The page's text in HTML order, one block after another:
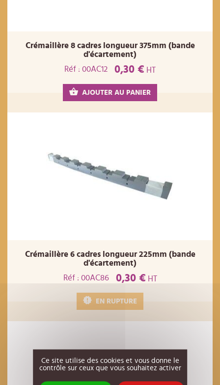
Crémaillère 8 cadres longueur 375mm (bande
d'écartement)
Réf : 00AC12
0,30 € HT
AJOUTER AU PANIER
Crémaillère 6 cadres longueur 225mm (bande
d'écartement)
Réf : 00AC86
0,30 € HT
EN RUPTURE
Ce site utilise des cookies et vous donne le
contrôle sur ceux que vous souhaitez activer